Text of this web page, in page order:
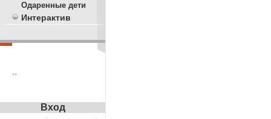
Одаренные дети
Интерактив
**
Вход